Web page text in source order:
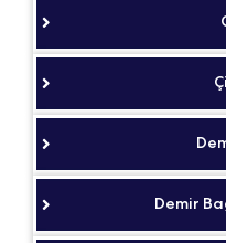
Demir